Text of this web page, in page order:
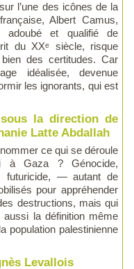
l’une des icônes de la
Albert Camus,
adoubé et qualifié de
du XXᵉ siècle, risque
bien des certitudes. Car
idéalisée, devenue
les ignorants, qui est
la direction de
Latte Abdallah
ce qui se déroule
à Gaza ? Génocide,
futuricide, — autant de
pour appréhender
destructions, mais qui
aussi la définition même
population palestinienne
Levallois